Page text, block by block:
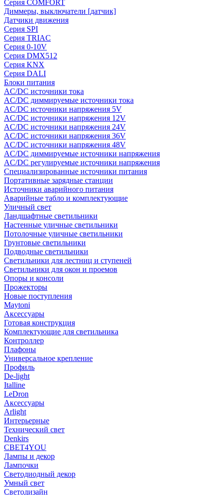
Серия COMFORT
Диммеры, выключатели [датчик]
Датчики движения
Серия SPI
Серия TRIAC
Серия 0-10V
Серия DMX512
Серия KNX
Серия DALI
Блоки питания
AC/DC источники тока
AC/DC диммируемые источники тока
AC/DC источники напряжения 5V
AC/DC источники напряжения 12V
AC/DC источники напряжения 24V
AC/DC источники напряжения 36V
AC/DC источники напряжения 48V
AC/DC диммируемые источники напряжения
AC/DC регулируемые источники напряжения
Специализированные источники питания
Портативные зарядные станции
Источники аварийного питания
Аварийные табло и комплектующие
Уличный свет
Ландшафтные светильники
Настенные уличные светильники
Потолочные уличные светильники
Грунтовые светильники
Подводные светильники
Светильники для лестниц и ступеней
Светильники для окон и проемов
Опоры и консоли
Прожекторы
Новые поступления
Maytoni
Аксессуары
Готовая конструкция
Комплектующие для светильника
Контроллер
Плафоны
Универсальное крепление
Профиль
De-light
Italline
LeDron
Аксессуары
Arlight
Интерьерные
Технический свет
Denkirs
СВЕТ4YOU
Лампы и декор
Лампочки
Светодиодный декор
Умный свет
Светодизайн